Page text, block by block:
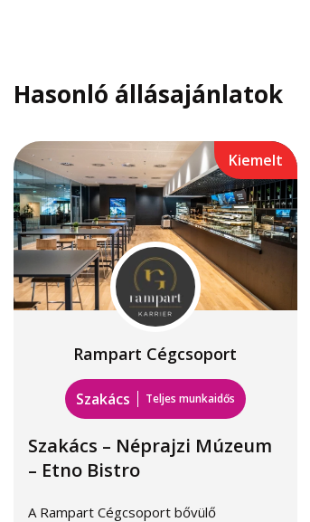
Hasonló állásajánlatok
Kiemelt
Rampart Cégcsoport
Szakács Teljes munkaidős
Szakács – Néprajzi Múzeum
– Etno Bistro
A Rampart Cégcsoport bővülő